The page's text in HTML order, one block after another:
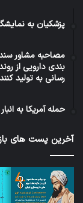
پزشکیان به
مصاحبه مشاور
بندی دارویی از
رسانی به تولید
حمله آمریکا به
آخرین پست های